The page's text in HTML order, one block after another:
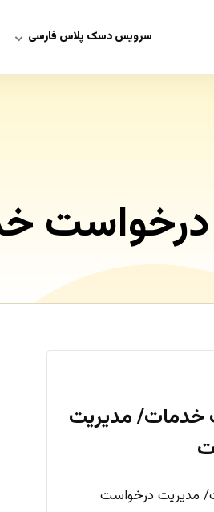
سرویس دسک پلاس فارسی
درخواست
خدمات/ مدیریت
مدیریت درخواست